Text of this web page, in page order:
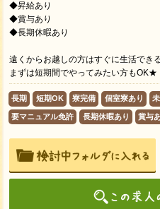
◆昇給あり
◆賞与あり
◆長期休暇あり
遠くからお越しの方はすぐに生活でき
まずは短期間でやってみたい方もOK★
長期 短期OK 寮完備 個室寮あり
要マニュアル免許 長期休暇あり 賞与